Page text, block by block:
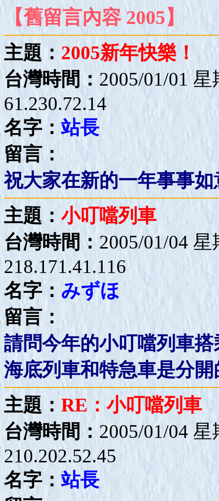
【舊留言內容 2005】
主題： 2005新年快樂！
台灣時間： 2005/01/01
61.230.72.14
名字：站長
留言：
祝大家在新的一年事事
主題：小叮噹列車
台灣時間：2005/01/04
218.171.41.116
名字：みずほ
留言：
請問今年的小叮噹列車
海底列車和特急車是分開
主題：RE：小叮噹列車
台灣時間：2005/01/04
210.202.52.45
名字：站長